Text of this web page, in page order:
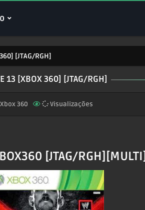
[JTAG/RGH]
13 [XBOX 360] [JTAG/RGH]
Xbox 360 Visualizações
[JTAG/RGH][MULTI]